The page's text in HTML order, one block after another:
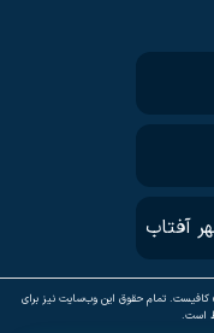
آفتاب
کافیست. تمام حقوق اين وب‌سايت نیز برای
است.